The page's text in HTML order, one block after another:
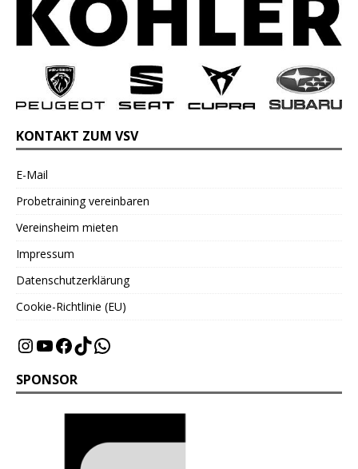
KONTAKT ZUM VSV
E-Mail
Probetraining vereinbaren
Vereinsheim mieten
Impressum
Datenschutzerklärung
Cookie-Richtlinie (EU)
SPONSOR